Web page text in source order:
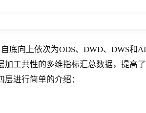
底向上依次为ODS、DWD、DWS
工共性的多维指标汇总数据，提
进行简单的介绍：